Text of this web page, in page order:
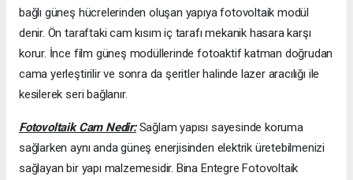
bağlı güneş hücrelerinden oluşan yapıya fotovoltaik modül
denir. Ön taraftaki cam kısım iç tarafı mekanik hasara karşı
korur. İnce film güneş modüllerinde fotoaktif katman doğrudan
cama yerleştirilir ve sonra da şeritler halinde lazer aracılığı ile
kesilerek seri bağlanır.
Fotovoltaik Cam Nedir:Sağlam yapısı sayesinde koruma
sağlarken aynı anda güneş enerjisinden elektrik üretebilmenizi
sağlayan bir yapı malzemesidir. Bina Entegre Fotovoltaik